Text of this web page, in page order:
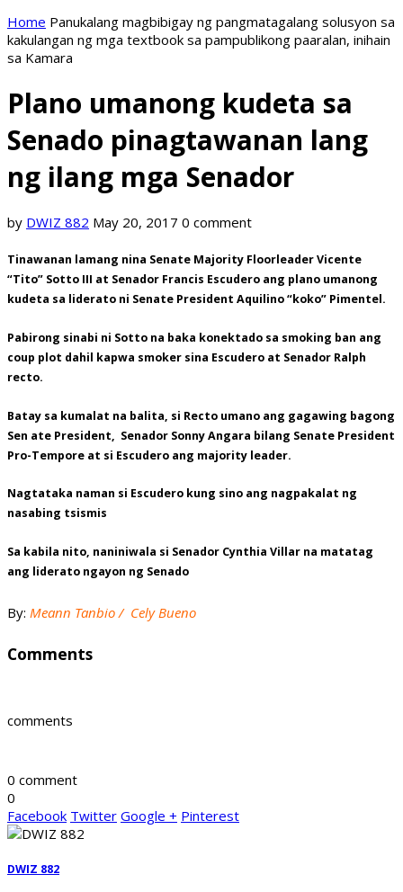
Home Panukalang magbibigay ng pangmatagalang solusyon sa
kakulangan ng mga textbook sa pampublikong paaralan, inihain
sa Kamara
Plano umanong kudeta sa
Senado pinagtawanan lang
ng ilang mga Senador
by DWIZ 882 May 20, 2017 0 comment
Tinawanan lamang nina Senate Majority Floorleader Vicente
“Tito” Sotto III at Senador Francis Escudero ang plano umanong
kudeta sa liderato ni Senate President Aquilino “koko” Pimentel.
Pabirong sinabi ni Sotto na baka konektado sa smoking ban ang
coup plot dahil kapwa smoker sina Escudero at Senador Ralph
recto.
Batay sa kumalat na balita, si Recto umano ang gagawing bagong
Sen ate President, Senador Sonny Angara bilang Senate President
Pro-Tempore at si Escudero ang majority leader.
Nagtataka naman si Escudero kung sino ang nagpakalat ng
nasabing tsismis
Sa kabila nito, naniniwala si Senador Cynthia Villar na matatag
ang liderato ngayon ng Senado
By: Meann Tanbio / Cely Bueno
Comments
comments
0 comment
0
Facebook Twitter Google + Pinterest
DWIZ 882